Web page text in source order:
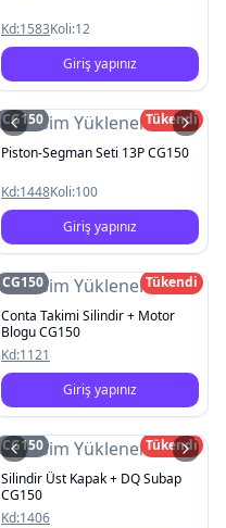
Kd:1583Koli:12
Giriş yapınız
Resim Yüklenemedi
CG150
Tükendi
Piston-Segman Seti 13P CG150
Kd:1448Koli:100
Giriş yapınız
Resim Yüklenemedi
CG150
Tükendi
Conta Takimi Silindir + Motor
Blogu CG150
Kd:1121
Giriş yapınız
Resim Yüklenemedi
CG150
Tükendi
Silindir Üst Kapak + DQ Subap
CG150
Kd:1406